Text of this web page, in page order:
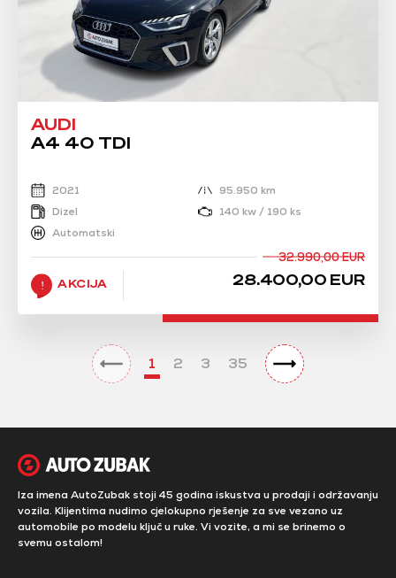
AUDI
A4 40 TDI
2021
95.950 km
Dizel
140 kw / 190 ks
Automatski
AKCIJA
32.990,00 EUR
28.400,00 EUR
1 2 3 35
Iza imena AutoZubak stoji 45 godina iskustva u prodaji i održavanju
vozila. Klijentima nudimo cjelokupno rješenje za sve vezano uz
automobile po modelu ključ u ruke. Vi vozite, a mi se brinemo o
svemu ostalom!